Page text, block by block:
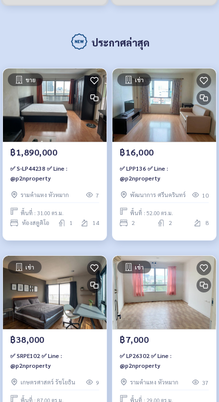
ประกาศล่าสุด
ขาย
฿1,890,000
✅ S-LP44238 ✅ Line :
@p2nproperty
รามคำแหง หัวหมาก 7
พื้นที่ : 31.00 ตร.ม.
ห้องสตูดิโอ 1 14
เช่า
฿16,000
✅ LPP136 ✅ Line :
@p2nproperty
พัฒนาการ ศรีนครินทร์ 10
พื้นที่ : 52.00 ตร.ม.
2 2 8
เช่า
฿38,000
✅ SRPE102 ✅ Line :
@p2nproperty
เกษตรศาสตร์ รัชโยธิน 9
พื้นที่ : 87.00 ตร.ม.
เช่า
฿7,000
✅ LP26302 ✅ Line :
@p2nproperty
รามคำแหง หัวหมาก 37
พื้นที่ : 29.00 ตร.ม.